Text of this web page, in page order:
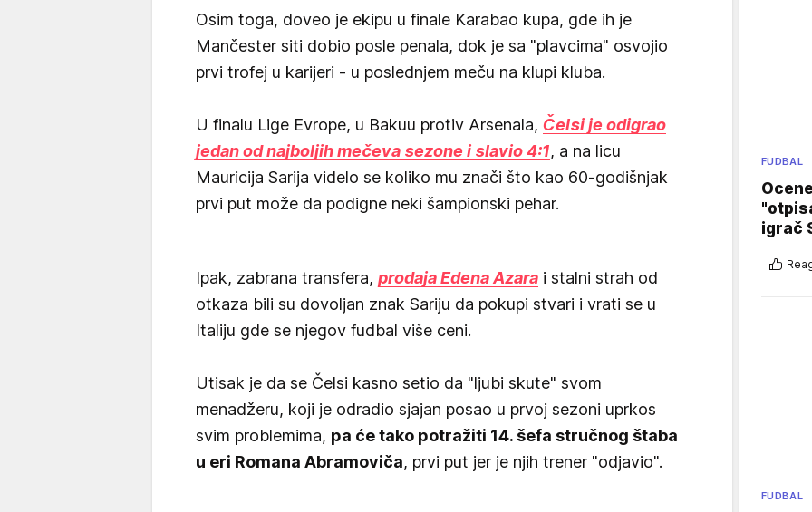
Osim toga, doveo je ekipu u finale Karabao kupa, gde ih je
Mančester siti dobio posle penala, dok je sa "plavcima" osvojio
prvi trofej u karijeri - u poslednjem meču na klupi kluba.
U finalu Lige Evrope, u Bakuu protiv Arsenala, Čelsi je odigrao
jedan od najboljih mečeva sezone i slavio 4:1, a na licu
Mauricija Sarija videlo se koliko mu znači što kao 60-godišnjak
prvi put može da podigne neki šampionski pehar.
Ipak, zabrana transfera, prodaja Edena Azara i stalni strah od
otkaza bili su dovoljan znak Sariju da pokupi stvari i vrati se u
Italiju gde se njegov fudbal više ceni.
Utisak je da se Čelsi kasno setio da "ljubi skute" svom
menadžeru, koji je odradio sjajan posao u prvoj sezoni uprkos
svim problemima, pa će tako potražiti 14. šefa stručnog štaba
u eri Romana Abramoviča, prvi put jer je njih trener "odjavio".
FUDBAL
igrač
FUDBAL